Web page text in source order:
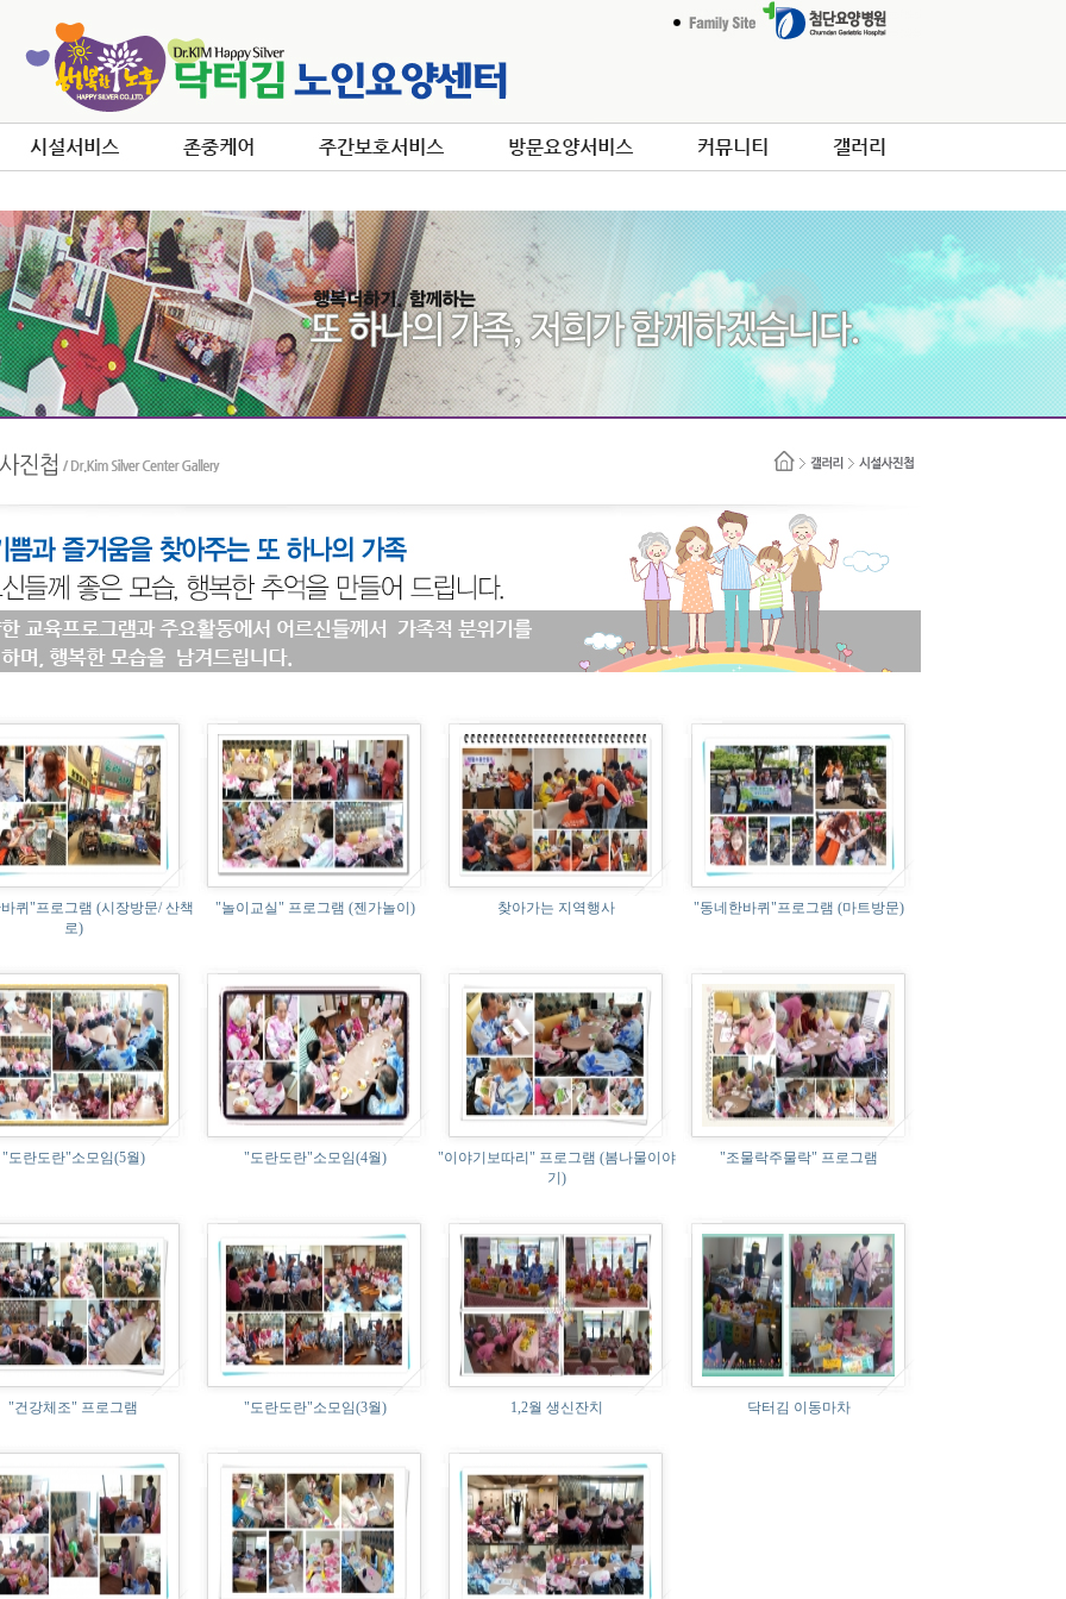
퀴"프로그램 (시장방문/ 산책
로)
"놀이교실" 프로그램 (젠가놀이) 찾아가는 지역행사 "동네한바퀴"프로그램 (마트방문)
"도란도란"소모임(5월) "도란도란"소모임(4월)
"이야기보따리" 프로그램 (봄나물이야
기)
"조물락주물락" 프로그램
"건강체조" 프로그램 "도란도란"소모임(3월) 1,2월 생신잔치 닥터김 이동마차